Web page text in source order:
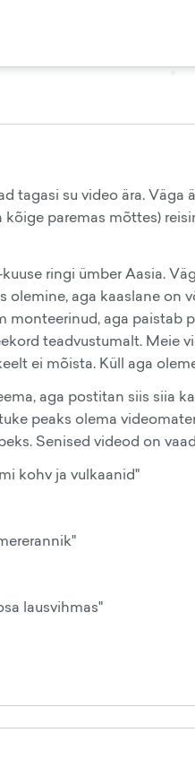
tagasi su video ära.
kõige paremas mõttes)
ringi ümber Aasia.
aga kaaslane on
monteerinud, aga paistab
teadvustumalt. Meie
ei mõista. Küll aga
aga postitan siis siia
peaks olema
Senised videod on
kohv ja vulkaanid"
lausvihmas"